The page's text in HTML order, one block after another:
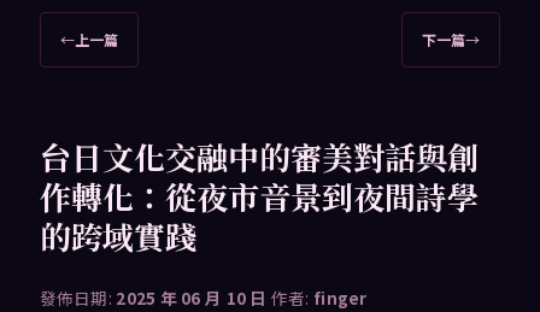
章
←上一篇 下一篇→
台日文化交融中的審美對話與創
作轉化：從夜市音景到夜間詩學
的跨域實踐
發佈日期: 2025 年 06 月 10 日 作者: finger